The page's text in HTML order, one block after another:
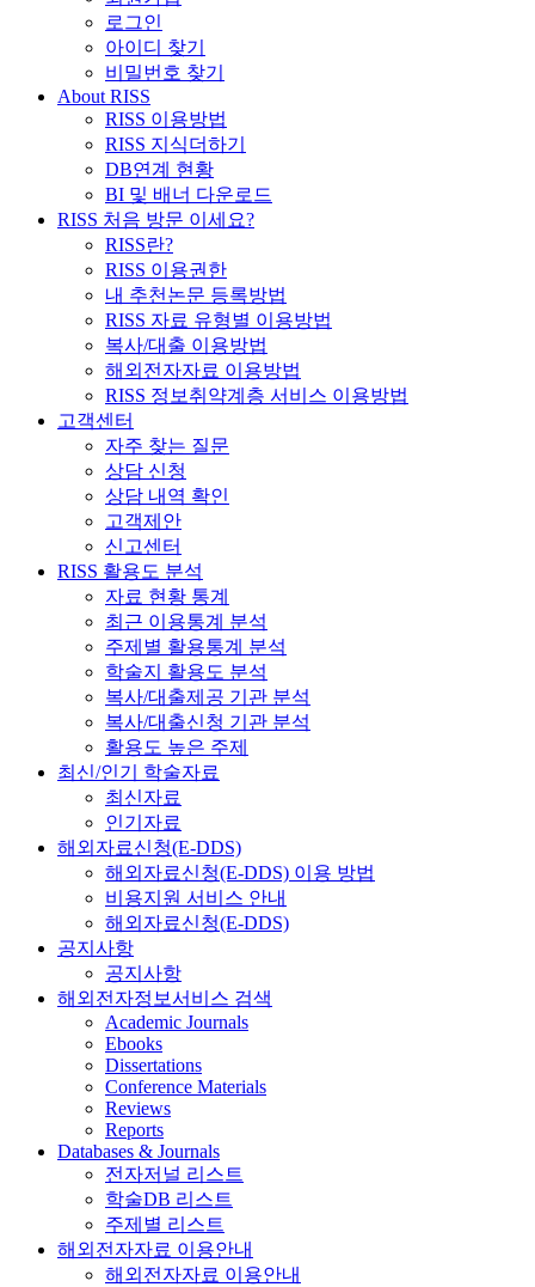
로그인
아이디 찾기
비밀번호 찾기
About RISS
RISS 이용방법
RISS 지식더하기
DB연계 현황
BI 및 배너 다운로드
RISS 처음 방문 이세요?
RISS란?
RISS 이용권한
내 추천논문 등록방법
RISS 자료 유형별 이용방법
복사/대출 이용방법
해외전자자료 이용방법
RISS 정보취약계층 서비스 이용방법
고객센터
자주 찾는 질문
상담 신청
상담 내역 확인
고객제안
신고센터
RISS 활용도 분석
자료 현황 통계
최근 이용통계 분석
주제별 활용통계 분석
학술지 활용도 분석
복사/대출제공 기관 분석
복사/대출신청 기관 분석
활용도 높은 주제
최신/인기 학술자료
최신자료
인기자료
해외자료신청(E-DDS)
해외자료신청(E-DDS) 이용 방법
비용지원 서비스 안내
해외자료신청(E-DDS)
공지사항
공지사항
해외전자정보서비스 검색
Academic Journals
Ebooks
Dissertations
Conference Materials
Reviews
Reports
Databases & Journals
전자저널 리스트
학술DB 리스트
주제별 리스트
해외전자자료 이용안내
해외전자자료 이용안내